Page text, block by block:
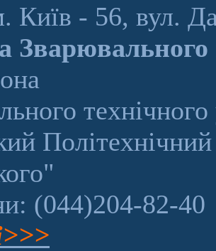
Київ - 56, вул.
Політехнічний
(044)204-82-40